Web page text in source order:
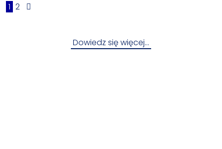
1 2
Dowiedz się więcej…